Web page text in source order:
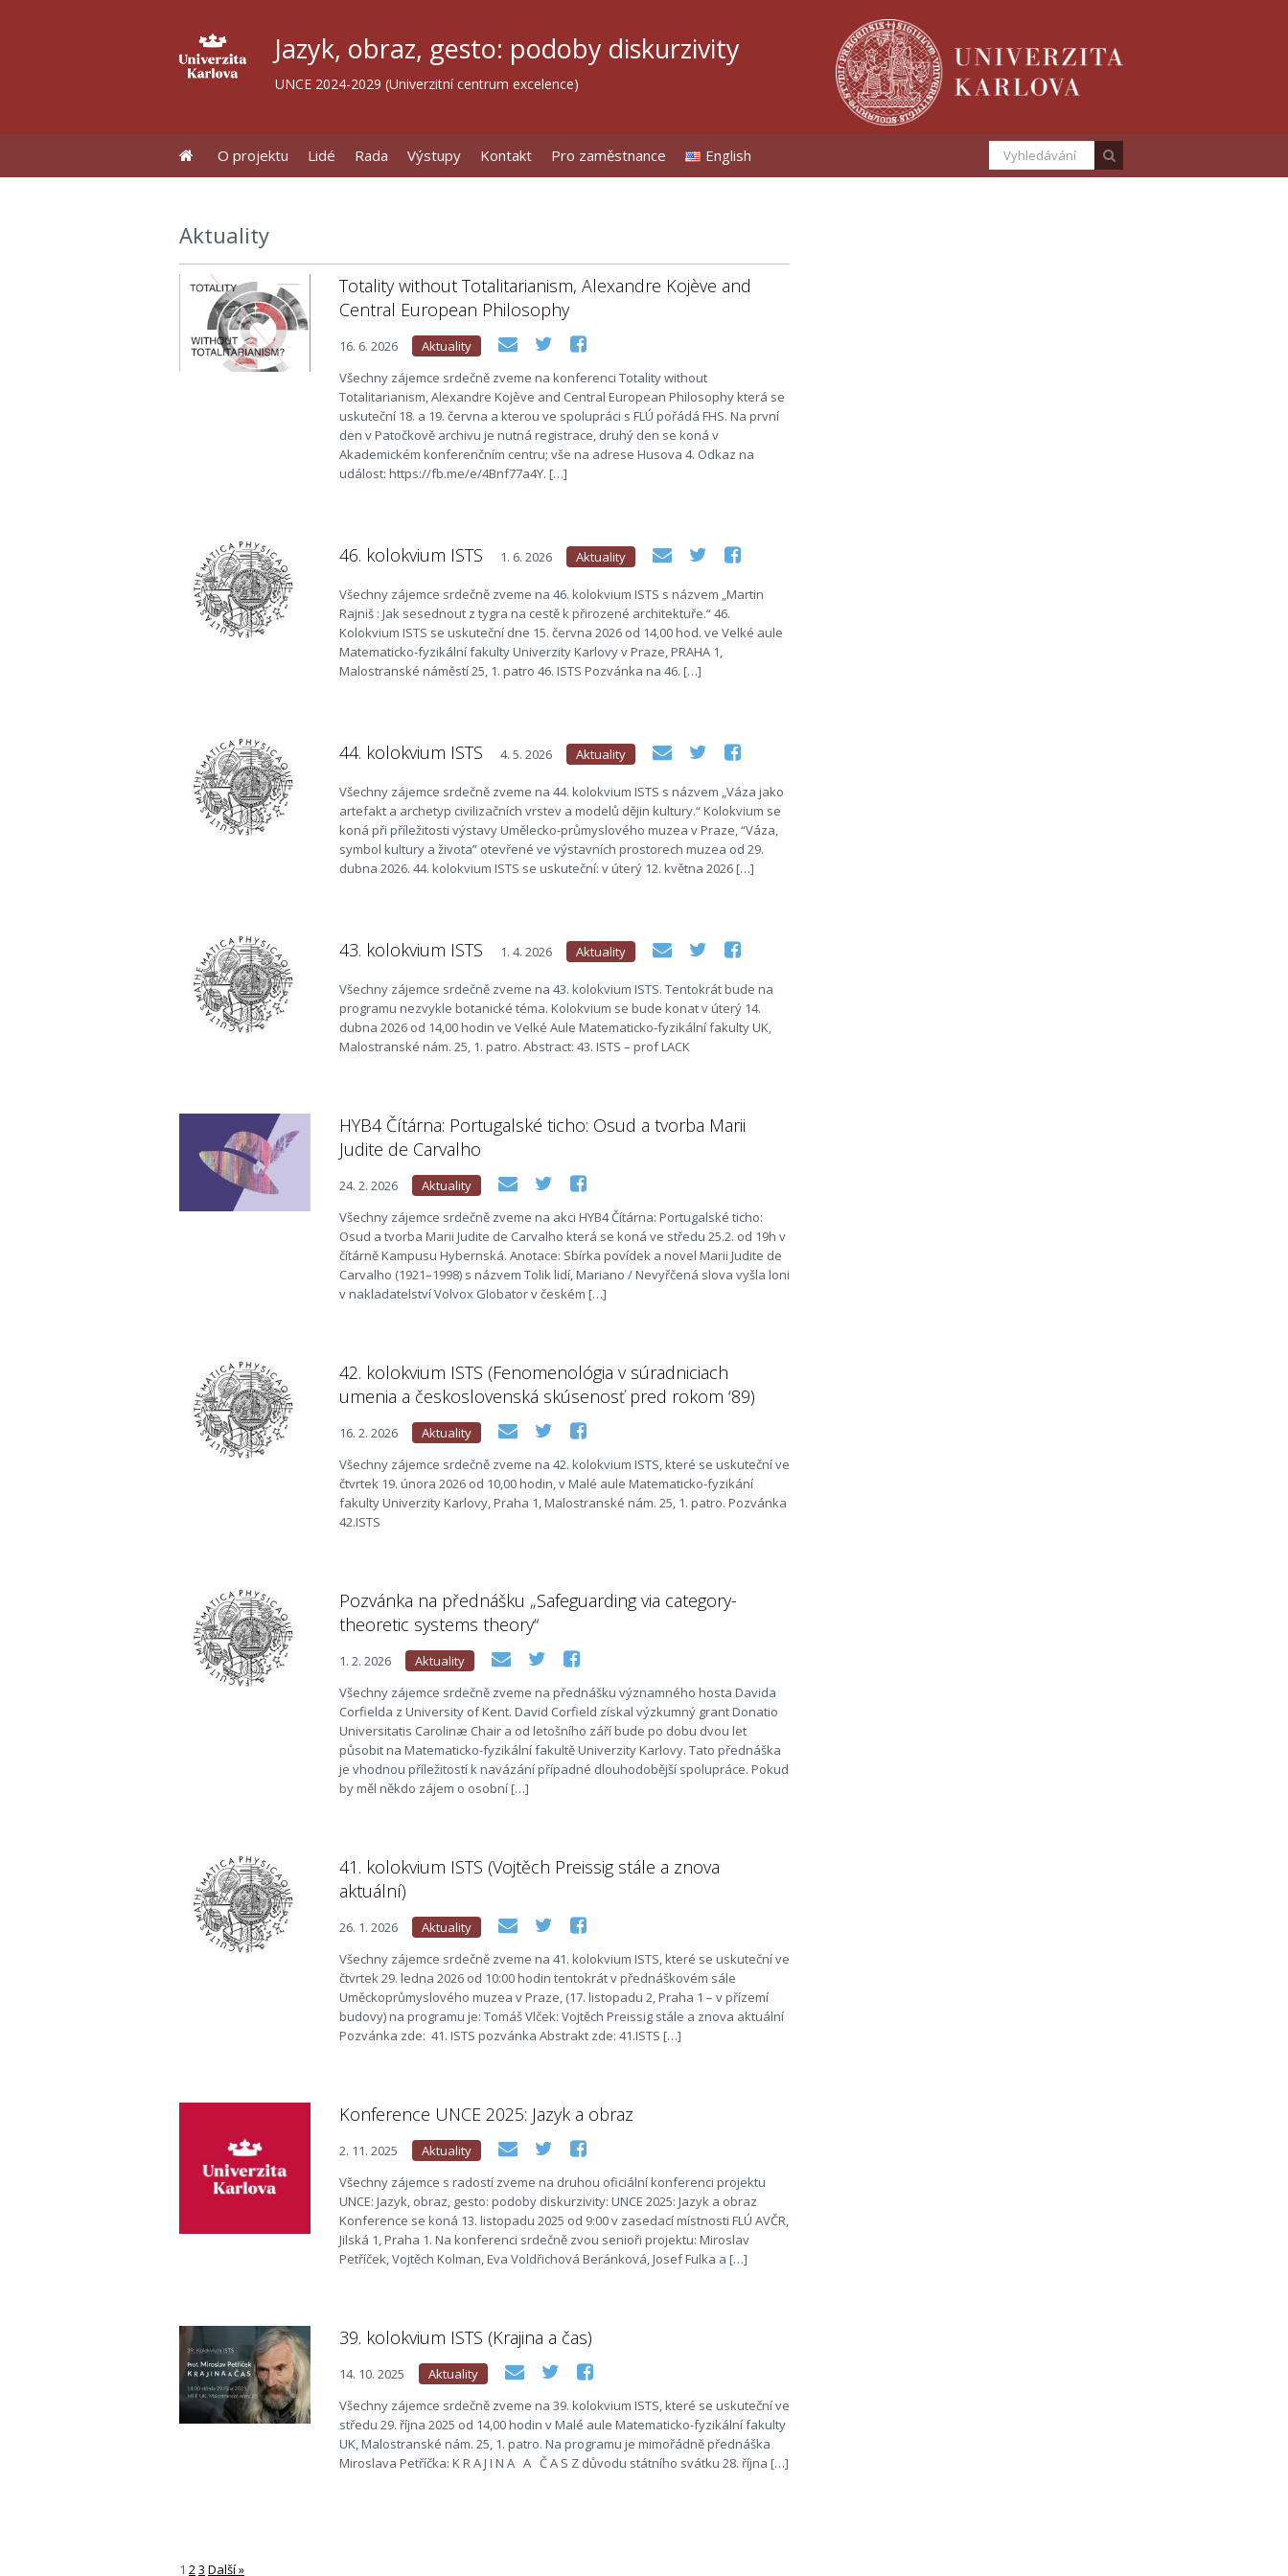
Jazyk, obraz, gesto: podoby diskurzivity
UNCE 2024-2029 (Univerzitní centrum excelence)
Aktuality
Totality without Totalitarianism, Alexandre Kojève and
Central European Philosophy
16. 6. 2026
Aktuality
Všechny zájemce srdečně zveme na konferenci Totality without
Totalitarianism, Alexandre Kojève and Central European Philosophy která se
uskuteční 18. a 19. června a kterou ve spolupráci s FLÚ pořádá FHS. Na první
den v Patočkově archivu je nutná registrace, druhý den se koná v
Akademickém konferenčním centru; vše na adrese Husova 4. Odkaz na
událost: https://fb.me/e/4Bnf77a4Y. […]
46. kolokvium ISTS 1. 6. 2026 Aktuality
Všechny zájemce srdečně zveme na 46. kolokvium ISTS s názvem „Martin
Rajniš : Jak sesednout z tygra na cestě k přirozené architektuře.“ 46.
Kolokvium ISTS se uskuteční dne 15. června 2026 od 14,00 hod. ve Velké aule
Matematicko-fyzikální fakulty Univerzity Karlovy v Praze, PRAHA 1,
Malostranské náměstí 25, 1. patro 46. ISTS Pozvánka na 46. […]
44. kolokvium ISTS 4. 5. 2026 Aktuality
Všechny zájemce srdečně zveme na 44. kolokvium ISTS s názvem „Váza jako
artefakt a archetyp civilizačních vrstev a modelů dějin kultury.“ Kolokvium se
koná při příležitosti výstavy Umělecko-průmyslového muzea v Praze, “Váza,
symbol kultury a života” otevřené ve výstavních prostorech muzea od 29.
dubna 2026. 44. kolokvium ISTS se uskuteční: v úterý 12. května 2026 […]
43. kolokvium ISTS 1. 4. 2026 Aktuality
Všechny zájemce srdečně zveme na 43. kolokvium ISTS. Tentokrát bude na
programu nezvykle botanické téma. Kolokvium se bude konat v úterý 14.
dubna 2026 od 14,00 hodin ve Velké Aule Matematicko-fyzikální fakulty UK,
Malostranské nám. 25, 1. patro. Abstract: 43. ISTS – prof LACK
HYB4 Čítárna: Portugalské ticho: Osud a tvorba Marii
Judite de Carvalho
24. 2. 2026
Aktuality
Všechny zájemce srdečně zveme na akci HYB4 Čítárna: Portugalské ticho:
Osud a tvorba Marii Judite de Carvalho která se koná ve středu 25.2. od 19h v
čítárně Kampusu Hybernská. Anotace: Sbírka povídek a novel Marii Judite de
Carvalho (1921–1998) s názvem Tolik lidí, Mariano / Nevyřčená slova vyšla loni
v nakladatelství Volvox Globator v českém […]
42. kolokvium ISTS (Fenomenológia v súradniciach
umenia a československá skúsenosť pred rokom ‘89)
16. 2. 2026
Aktuality
Všechny zájemce srdečně zveme na 42. kolokvium ISTS, které se uskuteční ve
čtvrtek 19. února 2026 od 10,00 hodin, v Malé aule Matematicko-fyzikání
fakulty Univerzity Karlovy, Praha 1, Malostranské nám. 25, 1. patro. Pozvánka
42.ISTS
Pozvánka na přednášku „Safeguarding via category-
theoretic systems theory“
1. 2. 2026
Aktuality
Všechny zájemce srdečně zveme na přednášku významného hosta Davida
Corfielda z University of Kent. David Corfield získal výzkumný grant Donatio
Universitatis Carolinæ Chair a od letošního září bude po dobu dvou let
působit na Matematicko-fyzikální fakultě Univerzity Karlovy. Tato přednáška
je vhodnou příležitostí k navázání případné dlouhodobější spolupráce. Pokud
by měl někdo zájem o osobní […]
41. kolokvium ISTS (Vojtěch Preissig stále a znova
aktuální)
26. 1. 2026
Aktuality
Všechny zájemce srdečně zveme na 41. kolokvium ISTS, které se uskuteční ve
čtvrtek 29. ledna 2026 od 10:00 hodin tentokrát v přednáškovém sále
Uměckoprůmyslového muzea v Praze, (17. listopadu 2, Praha 1 – v přízemí
budovy) na programu je: Tomáš Vlček: Vojtěch Preissig stále a znova aktuální
Pozvánka zde: 41. ISTS pozvánka Abstrakt zde: 41.ISTS […]
Konference UNCE 2025: Jazyk a obraz
2. 11. 2025
Aktuality
Všechny zájemce s radostí zveme na druhou oficiální konferenci projektu
UNCE: Jazyk, obraz, gesto: podoby diskurzivity: UNCE 2025: Jazyk a obraz
Konference se koná 13. listopadu 2025 od 9:00 v zasedací místnosti FLÚ AVČR,
Jilská 1, Praha 1. Na konferenci srdečně zvou senioři projektu: Miroslav
Petříček, Vojtěch Kolman, Eva Voldřichová Beránková, Josef Fulka a […]
39. kolokvium ISTS (Krajina a čas)
14. 10. 2025
Aktuality
Všechny zájemce srdečně zveme na 39. kolokvium ISTS, které se uskuteční ve
středu 29. října 2025 od 14,00 hodin v Malé aule Matematicko-fyzikální fakulty
UK, Malostranské nám. 25, 1. patro. Na programu je mimořádně přednáška
Miroslava Petříčka: K R A J I N A A Č A S Z důvodu státního svátku 28. října […]
1 23 Další »
O projektu Lidé Rada Výstupy Kontakt Pro zaměstnance English